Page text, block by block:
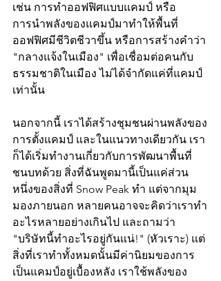
เช่น การทำออฟฟิศแบบแคมป์ หรือ
การนำพลังของแคมป์มาทำให้พื้นที่
ออฟฟิศมีชีวิตชีวาขึ้น หรือการสร้างคำว่า
"กลางแจ้งในเมือง" เพื่อเชื่อมต่อคนกับ
ธรรมชาติในเมือง ไม่ได้จำกัดแค่ที่แคมป์
เท่านั้น
นอกจากนี้ เราได้สร้างชุมชนผ่านพลังของ
การตั้งแคมป์ และในแนวทางเดียวกัน เรา
ก็ได้เริ่มทำงานเกี่ยวกับการพัฒนาพื้นที่
ชนบทด้วย สิ่งที่ฉันพูดมานี้เป็นแค่ส่วน
หนึ่งของสิ่งที่ Snow Peak ทำ แต่จากมุม
มองภายนอก หลายคนอาจจะคิดว่าเราทำ
อะไรหลายอย่างเกินไป และถามว่า
"บริษัทนี้ทำอะไรอยู่กันแน่!" (หัวเราะ) แต่
สิ่งที่เราทำทั้งหมดนั้นมีค่านิยมของการ
เป็นแคมป์อยู่เบื้องหลัง เราใช้พลังของ